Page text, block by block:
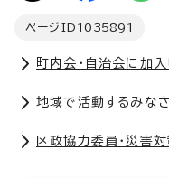
ページID 1035891
町内会・自治会に加入
地域で活動するみな
区政協力委員・災害対